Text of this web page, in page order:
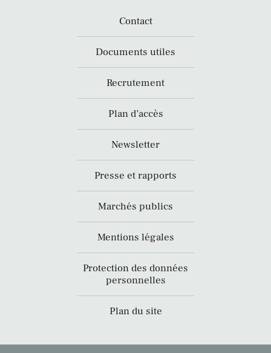
Contact
Documents utiles
Recrutement
Plan d’accès
Newsletter
Presse et rapports
Marchés publics
Mentions légales
Protection des données
personnelles
Plan du site